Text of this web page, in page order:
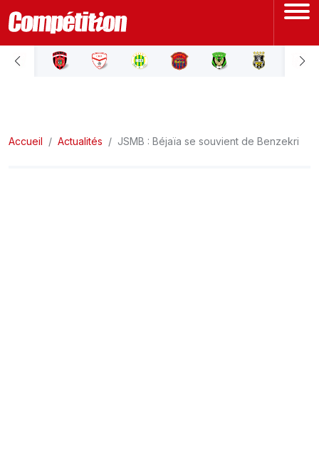
ACCUEIL
LIGUE 2
Accueil Actualités JSMB : Béjaïa se souvient de Benzekri